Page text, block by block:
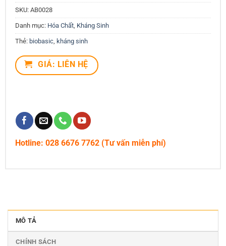
SKU: AB0028
Danh mục: Hóa Chất, Kháng Sinh
Thẻ: biobasic, kháng sinh
GIÁ: LIÊN HỆ
Hotline: 028 6676 7762 (Tư vấn miễn phí)
MÔ TẢ
CHÍNH SÁCH